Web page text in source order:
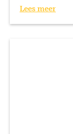
Lees meer